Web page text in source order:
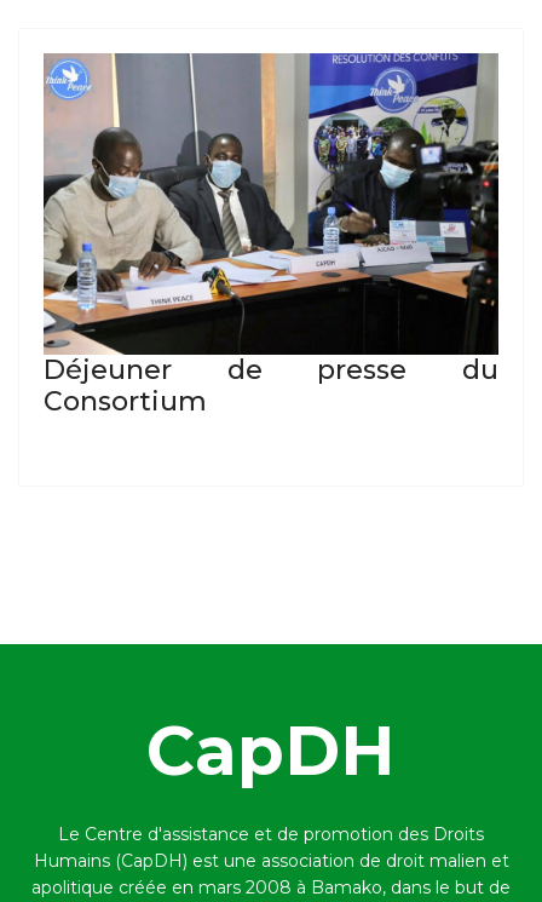
Déjeuner de presse du
Consortium
CapDH
Le Centre d'assistance et de promotion des Droits
Humains (CapDH) est une association de droit malien et
apolitique créée en mars 2008 à Bamako, dans le but de